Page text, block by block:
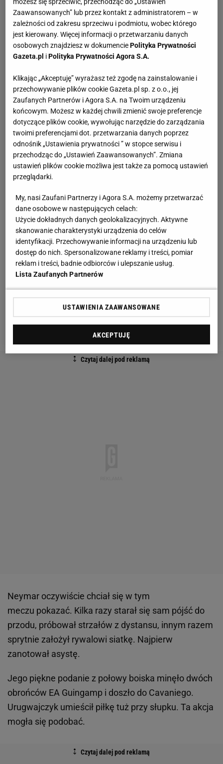
Wszystko to za sprawą jednego z najlepszych
piłkarzy na świecie. Neymar z Ligue 1 przywitał się
w 7 tysięcznym francuskim Guingamp. Bretania
miała swoje święto, na chwilę znalazła się w
centrum Francji. Porażki ekipie En Avant nikt
wypominał nie będzie.
Neymar oczywiście chciał się w tym
meczu pokazać. Kilka razy starał się sam pójść do
przodu, próbował strzałów z dystansu, innym razem
sprytnie założył rywalowi siatkę. Najpierw
zanotował asystę.
Jego piękne podanie z połowy boiska minęło dwóch
obrońców EA Guingamp i doszło do Cavaniego.
Urugwajczyk umieścił piłkę tuż przy słupku. Ta akcja
mogła się podobać.
Zaawansowanych” lub przez kontakt z administratorem – w
zależności od zakresu sprzeciwu i podmiotu, wobec którego
jest kierowany. Więcej informacji o przetwarzaniu danych
osobowych znajdziesz w dokumenciePolityka Prywatności
Gazeta.pl iPolityka Prywatności Agora S.A.
Klikając „Akceptuję” wyrażasz też zgodę na zainstalowanie i
przechowywanie plików cookie Gazeta.pl sp. z o.o., jej
Zaufanych Partnerów i Agora S.A. na Twoim urządzeniu
końcowym. Możesz w każdej chwili zmienić swoje preferencje
dotyczące plików cookie, wywołując narzędzie do zarządzania
twoimi preferencjami dot. przetwarzania danych poprzez
odnośnik „Ustawienia prywatności ” w stopce serwisu i
przechodząc do „Ustawień Zaawansowanych”. Zmiana
ustawień plików cookie możliwa jest także za pomocą ustawień
przeglądarki.
My, nasi Zaufani Partnerzy i Agora S.A. możemy przetwarzać
dane osobowe w następujących celach:
Użycie dokładnych danych geolokalizacyjnych. Aktywne
skanowanie charakterystyki urządzenia do celów
identyfikacji. Przechowywanie informacji na urządzeniu lub
dostęp do nich. Spersonalizowane reklamy i treści, pomiar
reklam i treści, badnie odbiorców i ulepszanie usług.
Lista Zaufanych Partnerów
USTAWIENIA ZAAWANSOWANE
AKCEPTUJĘ